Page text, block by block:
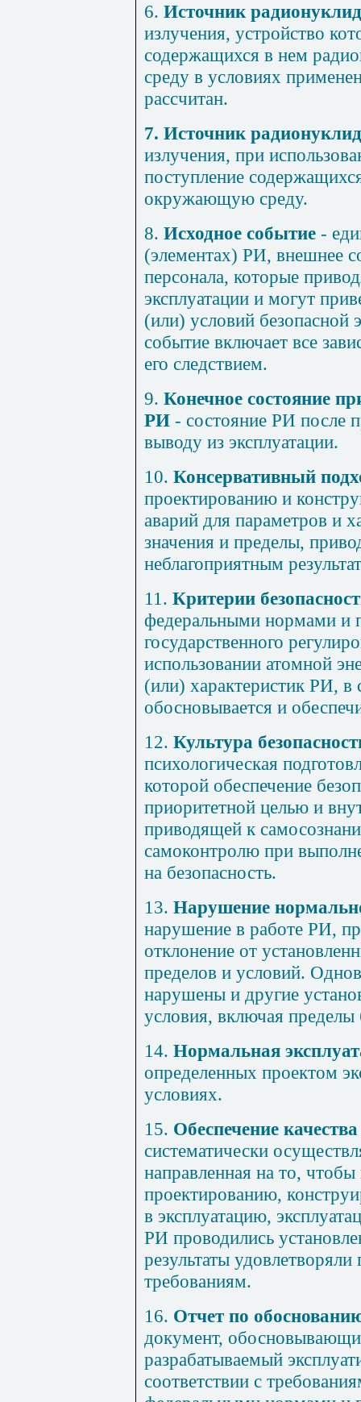
6. Источник
излучения, устройство
содержащихся в нем
среду в условиях
рассчитан.
7. Источник
излучения, при
поступление
окружающую среду.
8. Исходное событие -
(элементах) РИ, внешнее
персонала, которые
эксплуатации и могут
(или) условий безопасной
событие включает все
его следствием.
9. Конечное состояние
РИ - состояние РИ после
выводу из эксплуатации.
10. Консервативный
проектированию и
аварий для параметров и
значения и пределы,
неблагоприятным
11. Критерии
федеральными нормами и
государственного
использовании атомной
(или) характеристик РИ, в
обосновывается и
12. Культура
психологическая
которой обеспечение
приоритетной целью и
приводящей к
самоконтролю при
на безопасность.
13. Нарушение
нарушение в работе РИ,
отклонение от
пределов и условий.
нарушены и другие
условия, включая пределы
14. Нормальная
определенных проектом
условиях.
15. Обеспечение качества
систематически
направленная на то,
проектированию,
в эксплуатацию,
РИ проводились
результаты
требованиям.
16. Отчет по
документ,
разрабатываемый
соответствии с